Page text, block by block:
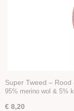
Super Tweed – Rood
95% merino wol & 5%
€ 8,20